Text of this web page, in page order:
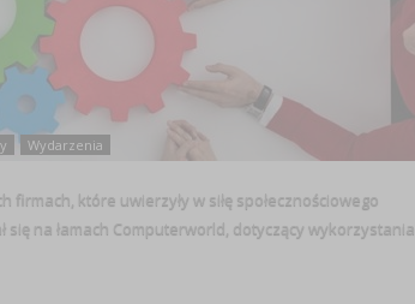
Wydarzenia
które uwierzyły w siłę społecznościowego
na łamach Computerworld, dotyczący wykorzystania